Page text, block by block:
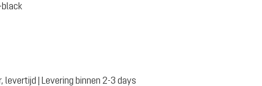
levertijd | Levering binnen 2-3 days